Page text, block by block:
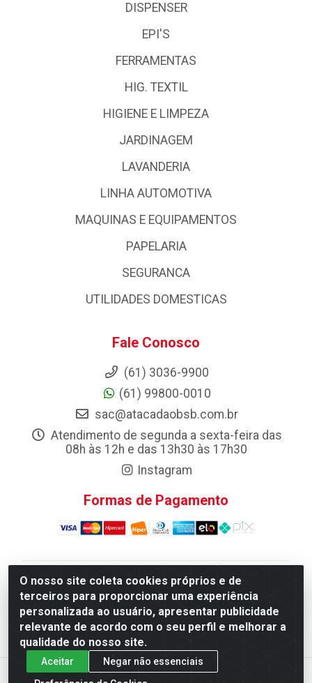
O nosso site coleta cookies próprios e de
terceiros para proporcionar uma experiência
personalizada ao usuário, apresentar publicidade
relevante de acordo com o seu perfil e melhorar a
qualidade do nosso site.
Aceitar
Negar não essenciais
DISPENSER
EPI'S
FERRAMENTAS
HIG. TEXTIL
HIGIENE E LIMPEZA
JARDINAGEM
LAVANDERIA
LINHA AUTOMOTIVA
MAQUINAS E EQUIPAMENTOS
PAPELARIA
SEGURANCA
UTILIDADES DOMESTICAS
Fale Conosco
(61) 3036-9900
(61) 99800-0010
sac@atacadaobsb.com.br
Atendimento de segunda a sexta-feira das
08h às 12h e das 13h30 às 17h30
Instagram
Formas de Pagamento
Atacadao da Limpeza F. Pereira Queiroz Comercio e
Distribuicao LTDA - Quadra Qi 10 Lotes 39 e, 41 - Setor
Industrial (Taguatinga), Brasília/DF - CEP 72.135-100 -
CNPJ 13.184.675/0001-80